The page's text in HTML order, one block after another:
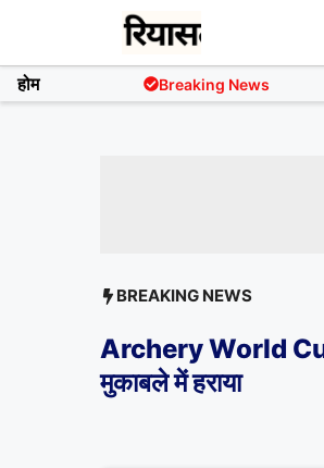
content
होम Breaking News
BREAKING NEWS
Archery World Cup
मुकाबले में हराया